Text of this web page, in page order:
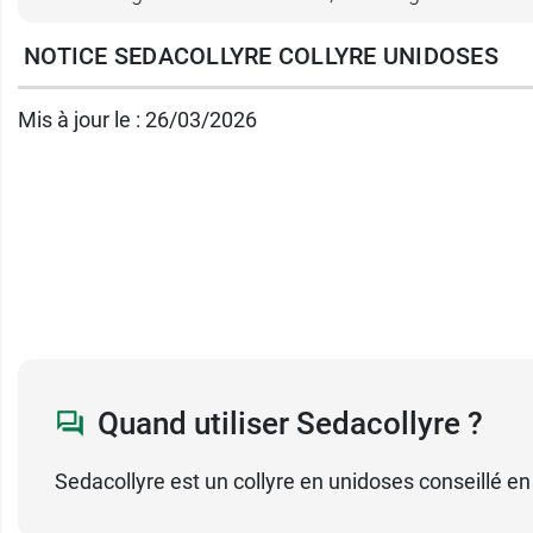
Posologie de
Posologie de Sedacollyre
Posologie de Sedacollyre
Sedacollyre ne doit pas être utiliséchez
NOTICE SEDACOLLYRE COLLYRE UNIDOSES
Mis à jour le : 26/03/2026
Quand utiliser Sedacollyre ?
Sedacollyre est un collyre en unidoses conseillé